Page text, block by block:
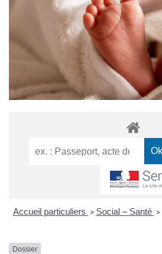
Accueil particuliers > Social – Santé >
Dossier